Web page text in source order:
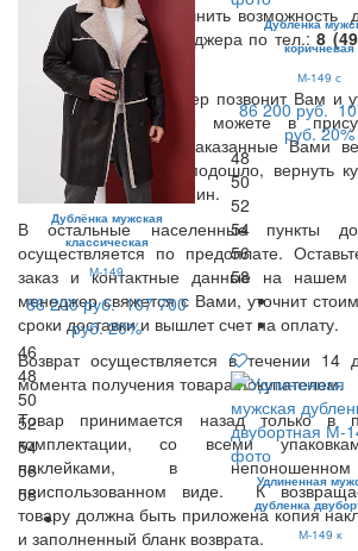
Вы также можете уточнить возможность
услуги у нашего менеджера по тел.:8
67 27.
В день доставки Курьер позвонит Вам и
время доставки. Вы можете в
Курьера примерить заказанные Вами
если что-то Вам не подошло, вернуть
Время примерки -15 мин.
В остальные населенные пункты
осуществляется по предоплате.
заказ и контактные данные на нашем
менеджер свяжется с Вами, уточнит
сроки доставки и вышлет счет на оплату.
Возврат осуществляется в течении 14
момента получения товара покупателем.
Товар принимается назад только в
комплектации, со всеми
наклейками, в
неиспользованном виде. К
товару должна быть приложена копия
и заполненный бланк возврата.
Дублёнка мужская
классическая
М-149
86 200 руб. 107 700
руб. 20%
46
48
50
52
54
56
58
Дубленка
коричневая
М-149 с
86 200 руб.
руб. 20%
48
50
52
54
56
58
Удлиненная
дубленка
М-149 к